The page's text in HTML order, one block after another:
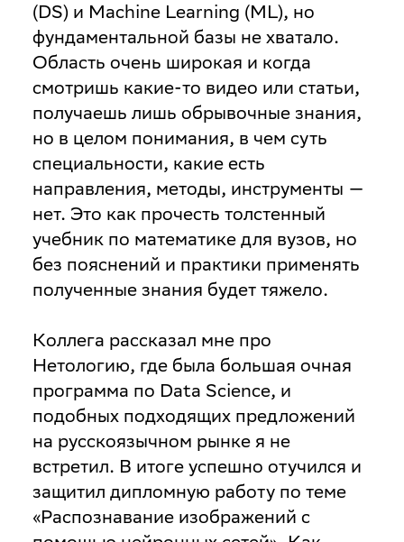
(DS) и Machine Learning (ML), но
фундаментальной базы не хватало.
Область очень широкая и когда
смотришь какие-то видео или статьи,
получаешь лишь обрывочные знания,
но в целом понимания, в чем суть
специальности, какие есть
направления, методы, инструменты —
нет. Это как прочесть толстенный
учебник по математике для вузов, но
без пояснений и практики применять
полученные знания будет тяжело.
Коллега рассказал мне про
Нетологию, где была большая очная
программа по Data Science, и
подобных подходящих предложений
на русскоязычном рынке я не
встретил. В итоге успешно отучился и
защитил дипломную работу по теме
«Распознавание изображений с